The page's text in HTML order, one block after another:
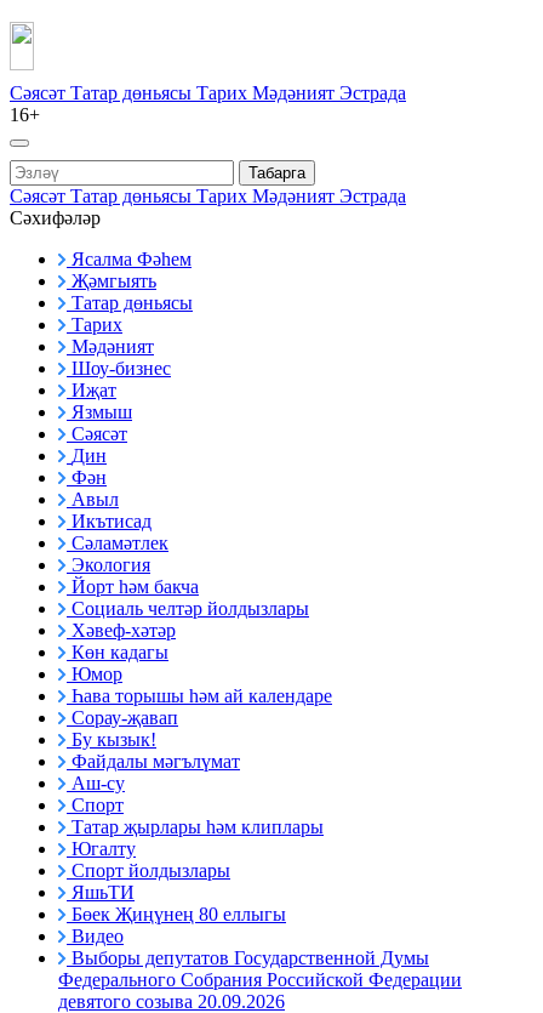
Сәясәт Татар дөньясы Тарих Мәдәният Эстрада
16+
Табарга
Сәясәт Татар дөньясы Тарих Мәдәният Эстрада
Сәхифәләр
Ясалма Фәһем
Җәмгыять
Татар дөньясы
Тарих
Мәдәният
Шоу-бизнес
Иҗат
Язмыш
Сәясәт
Дин
Фән
Авыл
Икътисад
Сәламәтлек
Экология
Йорт һәм бакча
Социаль челтәр йолдызлары
Хәвеф-хәтәр
Көн кадагы
Юмор
Һава торышы һәм ай календаре
Сорау-җавап
Бу кызык!
Файдалы мәгълүмат
Аш-су
Спорт
Татар җырлары һәм клиплары
Югалту
Спорт йолдызлары
ЯшьТИ
Бөек Җиңүнең 80 еллыгы
Видео
Выборы депутатов Государственной Думы
Федерального Собрания Российской Федерации
девятого созыва 20.09.2026